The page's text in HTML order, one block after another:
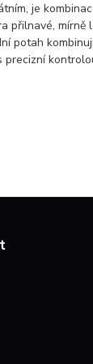
je
přilnavé, mírně
potah